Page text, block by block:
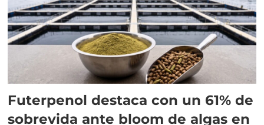
Futerpenol destaca con un 61% de
sobrevida ante bloom de algas en